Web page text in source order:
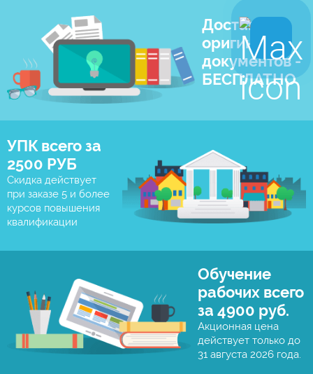
Доставка
оригиналов
документов -
БЕСПЛАТНО
УПК всего за
2500 РУБ
Скидка действует
при заказе 5 и более
курсов повышения
квалификации
Обучение
рабочих всего
за 4900 руб.
Акционная цена
действует только до
31 августа 2026 года.